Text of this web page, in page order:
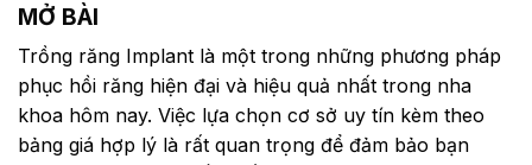
MỞ BÀI
Trồng răng Implant là một trong những phương pháp
phục hồi răng hiện đại và hiệu quả nhất trong nha
khoa hôm nay. Việc lựa chọn cơ sở uy tín kèm theo
bảng giá hợp lý là rất quan trọng để đảm bảo bạn